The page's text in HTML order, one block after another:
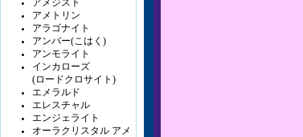
アメジスト
アメトリン
アラゴナイト
アンバー(こはく)
アンモライト
インカローズ
(ロードクロサイト)
エメラルド
エレスチャル
エンジェライト
オーラクリスタル アメ